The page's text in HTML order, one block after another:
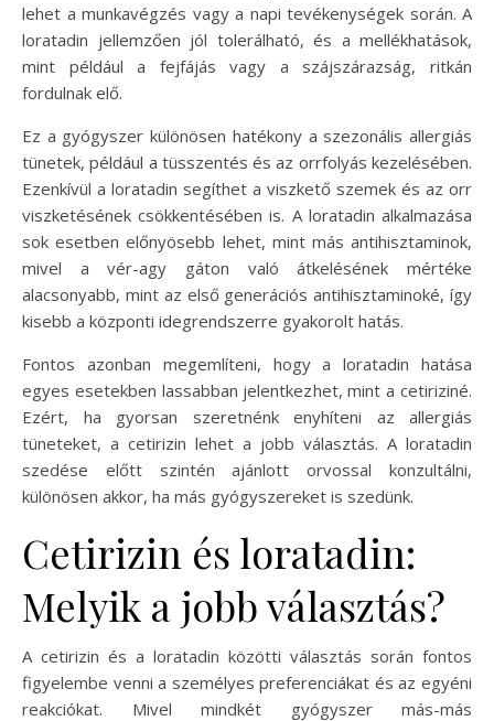
lehet a munkavégzés vagy a napi tevékenységek során. A
loratadin jellemzően jól tolerálható, és a mellékhatások,
mint például a fejfájás vagy a szájszárazság, ritkán
fordulnak elő.
Ez a gyógyszer különösen hatékony a szezonális allergiás
tünetek, például a tüsszentés és az orrfolyás kezelésében.
Ezenkívül a loratadin segíthet a viszkető szemek és az orr
viszketésének csökkentésében is. A loratadin alkalmazása
sok esetben előnyösebb lehet, mint más antihisztaminok,
mivel a vér-agy gáton való átkelésének mértéke
alacsonyabb, mint az első generációs antihisztaminoké, így
kisebb a központi idegrendszerre gyakorolt hatás.
Fontos azonban megemlíteni, hogy a loratadin hatása
egyes esetekben lassabban jelentkezhet, mint a cetiriziné.
Ezért, ha gyorsan szeretnénk enyhíteni az allergiás
tüneteket, a cetirizin lehet a jobb választás. A loratadin
szedése előtt szintén ajánlott orvossal konzultálni,
különösen akkor, ha más gyógyszereket is szedünk.
Cetirizin és loratadin:
Melyik a jobb választás?
A cetirizin és a loratadin közötti választás során fontos
figyelembe venni a személyes preferenciákat és az egyéni
reakciókat. Mivel mindkét gyógyszer más-más